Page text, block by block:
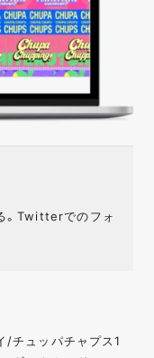
。Twitterでのフォ
/チュッパチャプス1